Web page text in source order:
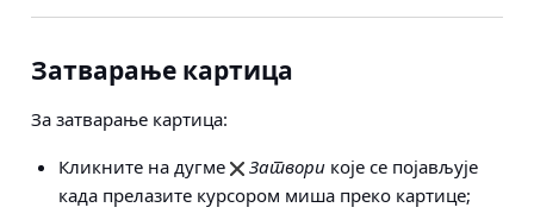
Затварање картица
За затварање картица:
Кликните на дугме
Затворикоје се појављује
када прелазите курсором миша преко картице;